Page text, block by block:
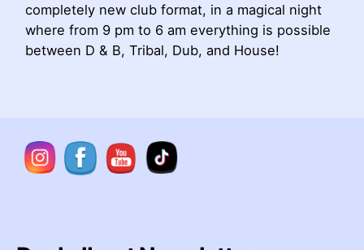
completely new club format, in a magical night
where from 9 pm to 6 am everything is possible
between D & B, Tribal, Dub, and House!